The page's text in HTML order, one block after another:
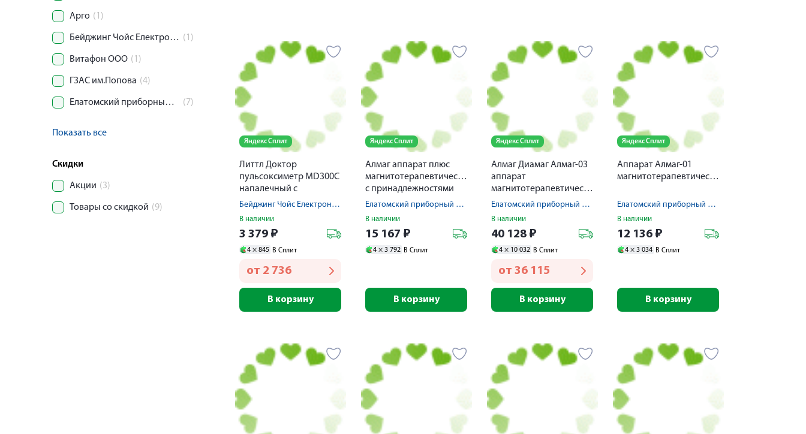
Арго (1)
Бейджинг Чойс Електроник Технолоджи Ко. Лтд. (1)
Витафон ООО (1)
ГЗАС им.Попова (4)
Елатомский приборный завод (7)
Показать все
Скидки
Акции (3)
Товары со скидкой (9)
Яндекс Сплит
Литтл Доктор
пульсоксиметр MD300C
напалечный с
принадлежностями
Бейджинг Чойс Електроник Технолоджи Ко. Лтд.
В наличии
3 379 ₽
4 × 845 В Сплит
от 2 736
В корзину
Яндекс Сплит
Алмаг аппарат плюс
магнитотерапевтический
с принадлежностями
Елатомский приборный завод
В наличии
15 167 ₽
4 × 3 792 В Сплит
В корзину
Яндекс Сплит
Алмаг Диамаг Алмaг-03
аппарат
магнитотерапевтический
Елатомский приборный завод
В наличии
40 128 ₽
4 × 10 032 В Сплит
от 36 115
В корзину
Яндекс Сплит
Аппарат Алмаг-01
магнитотерапевтический
Елатомский приборный завод
В наличии
12 136 ₽
4 × 3 034 В Сплит
В корзину